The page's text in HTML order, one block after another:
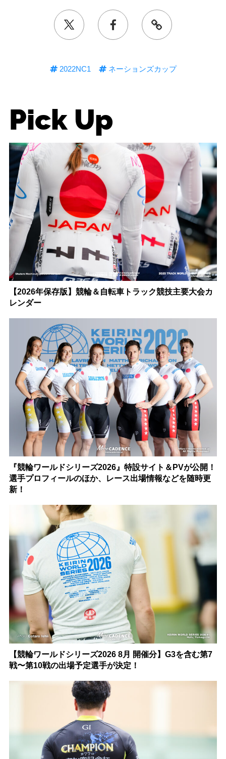
2022NC1 ネーションズカップ
Pick Up
【2026年保存版】競輪＆自転車トラック競技主要大会カ
レンダー
『競輪ワールドシリーズ2026』特設サイト＆PVが公開！
選手プロフィールのほか、レース出場情報などを随時更
新！
【競輪ワールドシリーズ2026 8月 開催分】G3を含む第7
戦〜第10戦の出場予定選手が決定！